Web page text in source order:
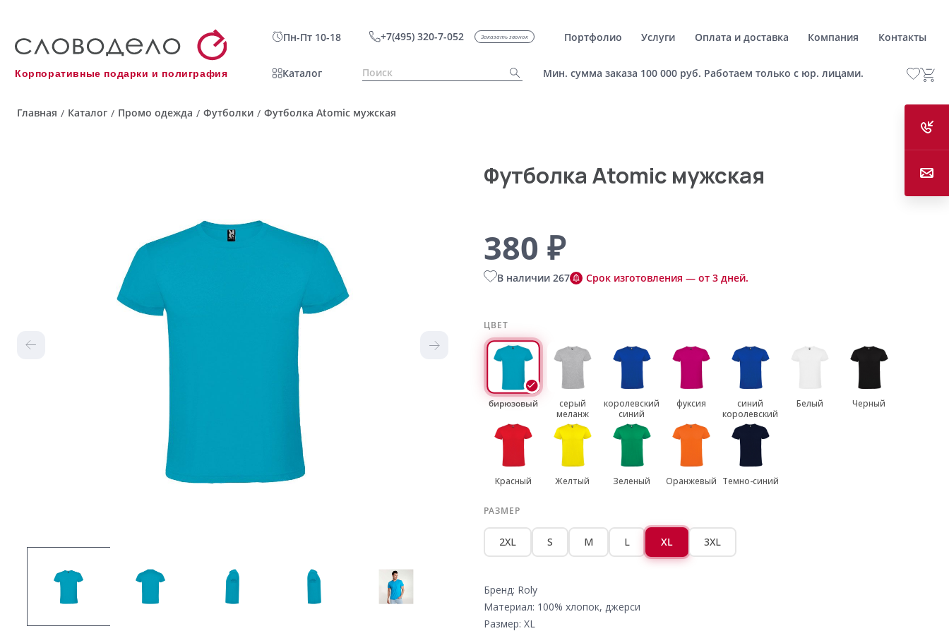
Корпоративные подарки и полиграфия
Пн-Пт 10-18 +7(495) 320-7-052 Заказать звонок Портфолио Услуги Оплата и доставка Компания Контакты
Каталог Мин. сумма заказа 100 000 руб. Работаем только с юр. лицами.
Главная / Каталог / Промо одежда / Футболки / Футболка Atomic мужская
Футболка Atomic мужская
380 ₽
В наличии 267 Срок изготовления — от 3 дней.
ЦВЕТ
бирюзовый
серый
меланж
королевский
синий
фуксия
синий
королевский
Белый Черный
Красный Желтый Зеленый Оранжевый Темно-синий
РАЗМЕР
2XL S M L XL 3XL
Бренд: Roly
Материал: 100% хлопок, джерси
Размер: XL